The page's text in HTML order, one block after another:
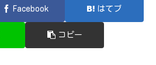
Facebook はてブ
コピー